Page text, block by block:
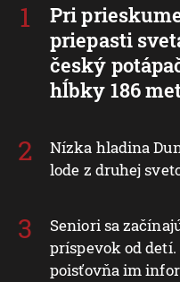
Pri
priepasti
český
hĺbky 186
Nízka hladina
lode z druhej
Seniori sa
príspevok od
poisťovňa im